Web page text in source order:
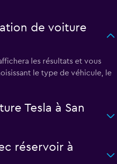
de voiture
les résultats et vous
le type de véhicule, le
Tesla à San
réservoir à